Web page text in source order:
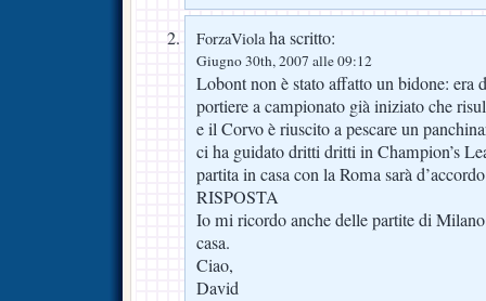
ForzaViolaha scritto:
Giugno 30th, 2007 alle 09:12
Lobont non è stato affatto un bidone: era
portiere a campionato già iniziato che
e il Corvo è riuscito a pescare un
ci ha guidato dritti dritti in Champion’s
partita in casa con la Roma sarà
RISPOSTA
Io mi ricordo anche delle partite di
casa.
Ciao,
David